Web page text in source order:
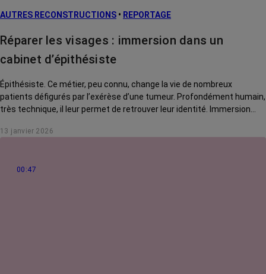
AUTRES RECONSTRUCTIONS • REPORTAGE
Réparer les visages : immersion dans un
cabinet d’épithésiste
Épithésiste. Ce métier, peu connu, change la vie de nombreux
patients défigurés par l’exérèse d’une tumeur. Profondément humain,
très technique, il leur permet de retrouver leur identité. Immersion
ans on pratique cette discipline comme un art.
13 janvier 2026
00:47